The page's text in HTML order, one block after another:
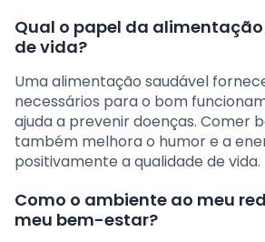
Qual o papel da
de vida?
Uma alimentação saudável
necessários para o bom
ajuda a prevenir doenças. Comer
também melhora o humor e a
positivamente a qualidade de vida.
Como o ambiente ao meu
meu bem-estar?